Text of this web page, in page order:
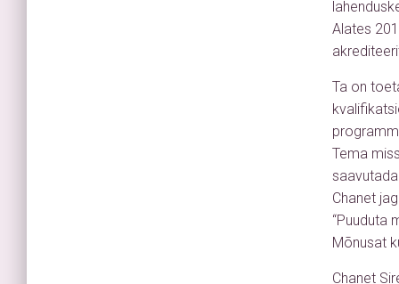
Alates
Ta on
Tema
Chanet
“Puuduta
Mõnusat
Chanet